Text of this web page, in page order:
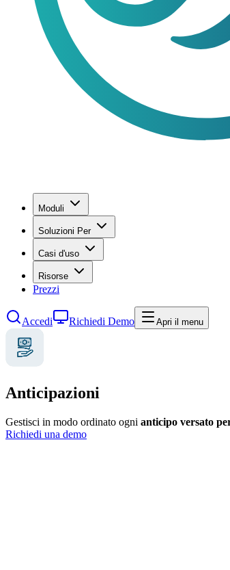
Moduli
Soluzioni Per
Casi d'uso
Risorse
Prezzi
Accedi Richiedi Demo Apri il menu
Anticipazioni
Gestisci in modo ordinato ogni anticipo versato
Richiedi una demo